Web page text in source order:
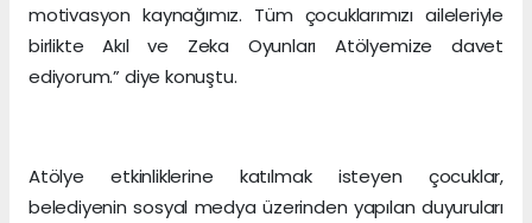
motivasyon kaynağımız. Tüm çocuklarımızı aileleriyle
birlikte Akıl ve Zeka Oyunları Atölyemize davet
ediyorum.” diye konuştu.
Atölye etkinliklerine katılmak isteyen çocuklar,
belediyenin sosyal medya üzerinden yapılan duyuruları